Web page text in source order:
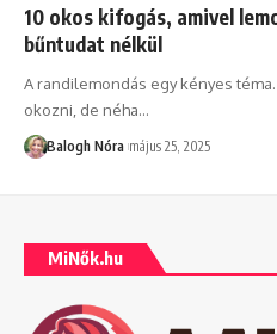
10 okos kifogás, amivel
bűntudat nélkül
A randilemondás egy kényes
okozni, de néha…
Balogh Nóra május 25, 2025
MiNők.hu